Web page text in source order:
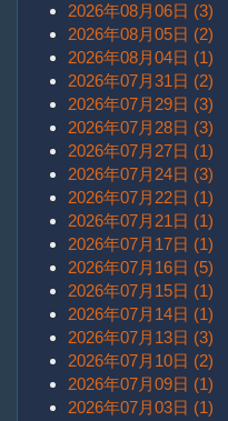
2026年08月06日 (3)
2026年08月05日 (2)
2026年08月04日 (1)
2026年07月31日 (2)
2026年07月29日 (3)
2026年07月28日 (3)
2026年07月27日 (1)
2026年07月24日 (3)
2026年07月22日 (1)
2026年07月21日 (1)
2026年07月17日 (1)
2026年07月16日 (5)
2026年07月15日 (1)
2026年07月14日 (1)
2026年07月13日 (3)
2026年07月10日 (2)
2026年07月09日 (1)
2026年07月03日 (1)